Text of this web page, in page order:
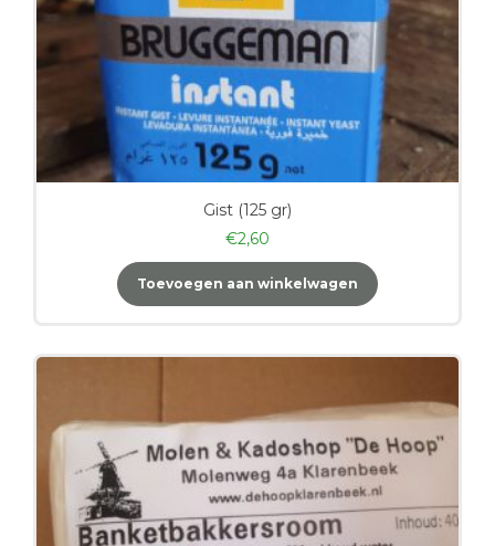
Gist (125 gr)
€2,60
Toevoegen aan winkelwagen